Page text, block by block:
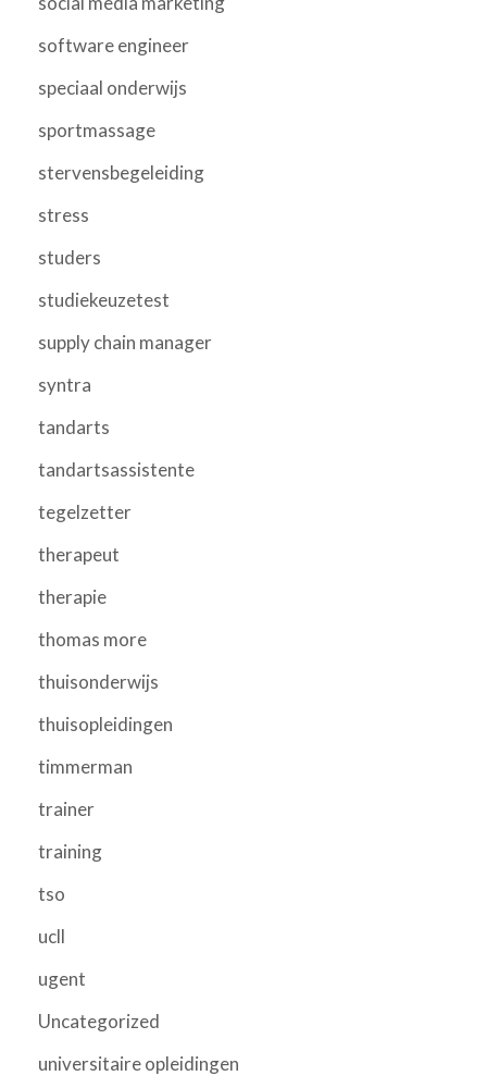
software engineer
speciaal onderwijs
sportmassage
stervensbegeleiding
stress
studers
studiekeuzetest
supply chain manager
syntra
tandarts
tandartsassistente
tegelzetter
therapeut
therapie
thomas more
thuisonderwijs
thuisopleidingen
timmerman
trainer
training
tso
ucll
ugent
Uncategorized
universitaire opleidingen